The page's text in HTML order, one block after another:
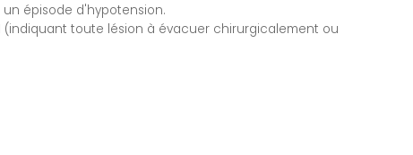
épisode d'hypotension.
(indiquant toute lésion à évacuer chirurgicalement ou